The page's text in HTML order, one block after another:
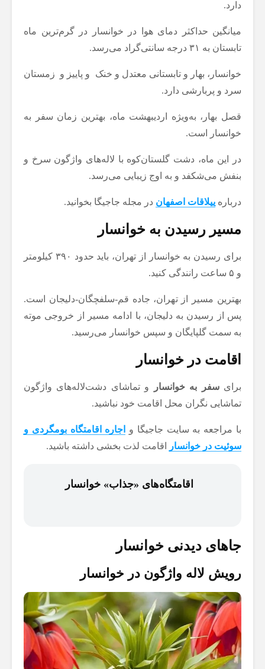
دارد.
میانگین حداکثر دمای هوا در خوانسار در گرم‌‌ترین ماه
تابستان به ۳۱ درجه سانتی‌گراد می‌رسد.
خوانسار، بهار و تابستانی معتدل و خنک و پاییز و زمستان
سرد و پربارشی دارد.
قصل بهار، به‌ویژه اردیبهشت ماه، بهترین زمان‌ سفر به
خوانسار است.
در این ماه، دشت گلستان‌کوه با لاله‌های واژگون سرخ و
بنفش می‌شکفد و به اوج زیبایی می‌رسد.
درباره ییلاقات اصفهان در مجله جاجیگا بخوانید.
مسیر رسیدن به خوانسار
برای رسیدن به خوانسار از تهران، باید حدود ۳۹۰ کیلومتر
و ۵ ساعت رانندگی کنید.
بهترین مسیر از تهران، جاده قم-سلفچگان-دلیجان است.
پس از رسیدن به دلیجان، با ادامه مسیر از خروجی موته
به سمت گلپایگان و سپس خوانسار می‌رسید.
اقامت در خوانسار
برایسفر به خوانسار
و تماشای دشت‌لاله‌های واژگون
تماشایی نگران محل اقامت خود نباشید.
با مراجعه به سایت جاجیگا و
اجاره اقامتگاه بومگردی و
سوئیت در خوانسار
اقامت لذت بخشی داشته باشید.
اقامتگاه‌های «جذاب» خوانسار
جاهای دیدنی خوانسار
رویش لاله‌ واژگون در خوانسار